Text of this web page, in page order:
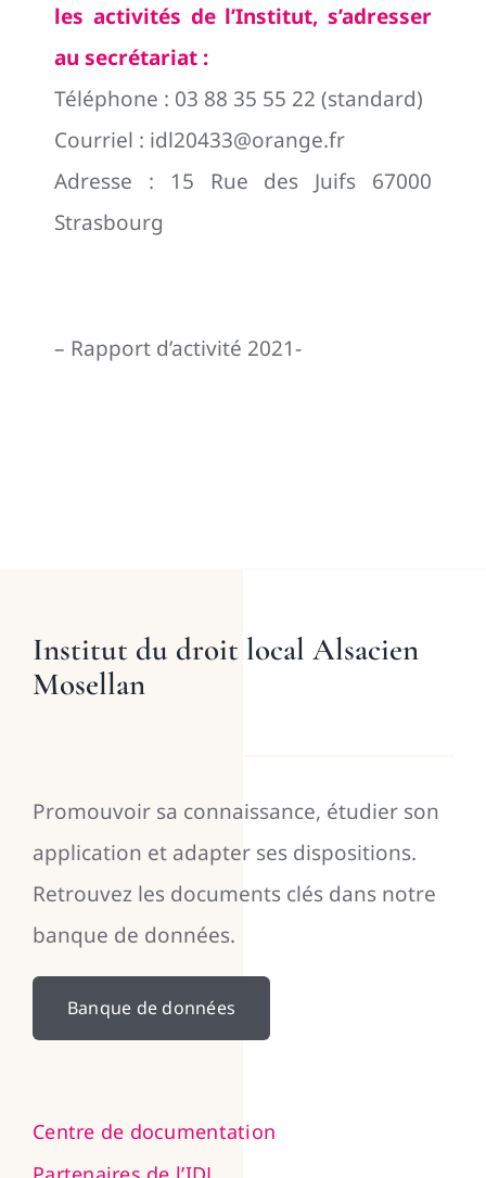
les activités de l’Institut, s’adresser
au secrétariat :
Téléphone : 03 88 35 55 22 (standard)
Courriel : idl20433@orange.fr
Adresse : 15 Rue des Juifs 67000
Strasbourg
– Rapport d’activité 2021-
Institut du droit local Alsacien
Mosellan
Promouvoir sa connaissance, étudier son
application et adapter ses dispositions.
Retrouvez les documents clés dans notre
banque de données.
Banque de données
Centre de documentation